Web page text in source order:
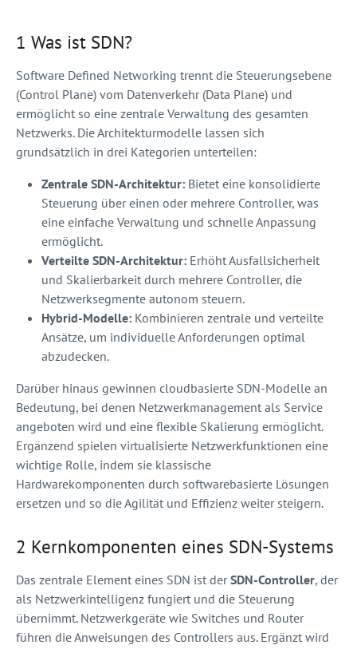
1 Was ist SDN?
Software Defined Networking trennt die Steuerungsebene
(Control Plane) vom Datenverkehr (Data Plane) und
ermöglicht so eine zentrale Verwaltung des gesamten
Netzwerks. Die Architekturmodelle lassen sich
grundsätzlich in drei Kategorien unterteilen:
Zentrale SDN-Architektur: Bietet eine konsolidierte
Steuerung über einen oder mehrere Controller, was
eine einfache Verwaltung und schnelle Anpassung
ermöglicht.
Verteilte SDN-Architektur: Erhöht Ausfallsicherheit
und Skalierbarkeit durch mehrere Controller, die
Netzwerksegmente autonom steuern.
Hybrid-Modelle: Kombinieren zentrale und verteilte
Ansätze, um individuelle Anforderungen optimal
abzudecken.
Darüber hinaus gewinnen cloudbasierte SDN-Modelle an
Bedeutung, bei denen Netzwerkmanagement als Service
angeboten wird und eine flexible Skalierung ermöglicht.
Ergänzend spielen virtualisierte Netzwerkfunktionen eine
wichtige Rolle, indem sie klassische
Hardwarekomponenten durch softwarebasierte Lösungen
ersetzen und so die Agilität und Effizienz weiter steigern.
2 Kernkomponenten eines SDN-Systems
Das zentrale Element eines SDN ist derSDN-Controller, der
als Netzwerkintelligenz fungiert und die Steuerung
übernimmt. Netzwerkgeräte wie Switches und Router
führen die Anweisungen des Controllers aus. Ergänzt wird